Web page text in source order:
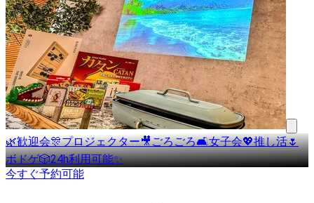
🌿歓迎会🎊プロジェクター🎥ごろごろ🛋女子会💖推し活🌷
ボドゲ🎲24h利用可能✨
今すぐ予約可能